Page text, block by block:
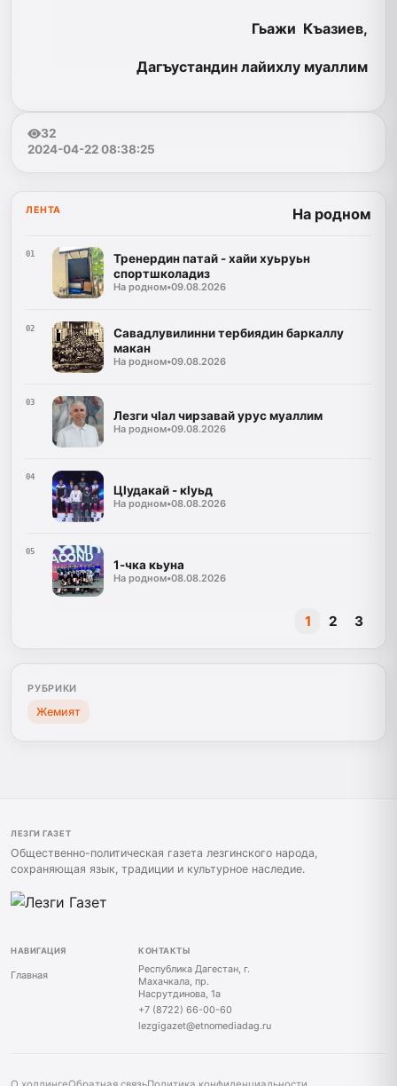
Гьажи Къазиев,
Дагъустандин лайихлу муаллим
32
2024-04-22 08:38:25
ЛЕНТА На родном
01
Тренердин патай - хайи хуьруьн
спортшколадиз
На родном•09.08.2026
02
Савадлувилинни тербиядин баркаллу
макан
На родном•09.08.2026
03
Лезги чIал чирзавай урус муаллим
На родном•09.08.2026
04
ЦIудакай - кIуьд
На родном•08.08.2026
05
1-чка кьуна
На родном•08.08.2026
1 2 3
РУБРИКИ
Жемият
ЛЕЗГИ ГАЗЕТ
Общественно-политическая газета лезгинского народа,
сохраняющая язык, традиции и культурное наследие.
НАВИГАЦИЯ
Главная
КОНТАКТЫ
Республика Дагестан, г.
Махачкала, пр.
Насрутдинова, 1а
+7 (8722) 66-00-60
lezgigazet@etnomediadag.ru